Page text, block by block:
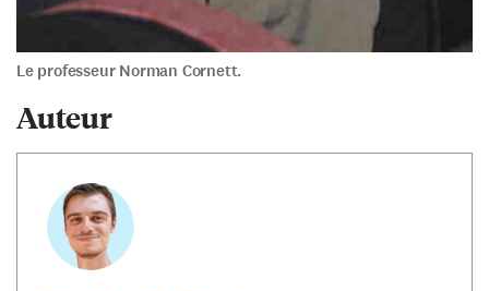
Le professeur Norman Cornett.
Auteur